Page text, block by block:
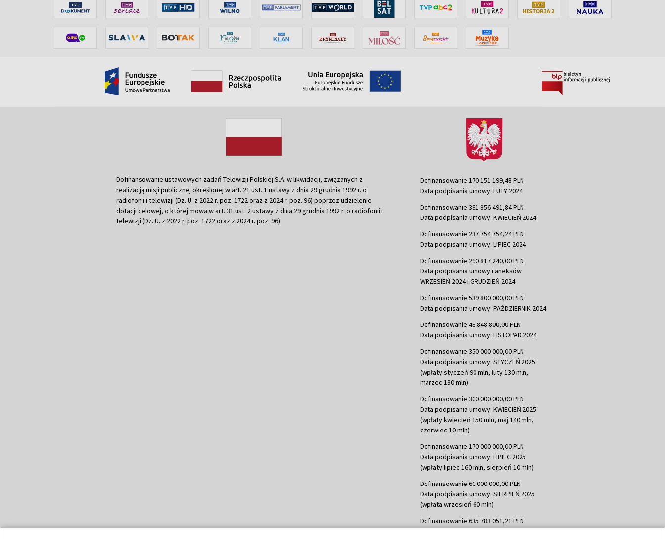
Dofinansowanie ustawowych zadań Telewizji Polskiej S.A. w likwidacji, związanych z
realizacją misji publicznej określonej w art. 21 ust. 1 ustawy z dnia 29 grudnia 1992 r. o
radiofonii i telewizji (Dz. U. z 2022 r. poz. 1722 oraz z 2024 r. poz. 96) poprzez udzielenie
dotacji celowej, o której mowa w art. 31 ust. 2 ustawy z dnia 29 grudnia 1992 r. o radiofonii i
telewizji (Dz. U. z 2022 r. poz. 1722 oraz z 2024 r. poz. 96)
Dofinansowanie 170 151 199,48 PLN
Data podpisania umowy: LUTY 2024
Dofinansowanie 391 856 491,84 PLN
Data podpisania umowy: KWIECIEŃ 2024
Dofinansowanie 237 754 754,24 PLN
Data podpisania umowy: LIPIEC 2024
Dofinansowanie 290 817 240,00 PLN
Data podpisania umowy i aneksów:
WRZESIEŃ 2024 i GRUDZIEŃ 2024
Dofinansowanie 539 800 000,00 PLN
Data podpisania umowy: PAŹDZIERNIK 2024
Dofinansowanie 49 848 800,00 PLN
Data podpisania umowy: LISTOPAD 2024
Dofinansowanie 350 000 000,00 PLN
Data podpisania umowy: STYCZEŃ 2025
(wpłaty styczeń 90 mln, luty 130 mln,
marzec 130 mln)
Dofinansowanie 300 000 000,00 PLN
Data podpisania umowy: KWIECIEŃ 2025
(wpłaty kwiecień 150 mln, maj 140 mln,
czerwiec 10 mln)
Dofinansowanie 170 000 000,00 PLN
Data podpisania umowy: LIPIEC 2025
(wpłaty lipiec 160 mln, sierpień 10 mln)
Dofinansowanie 60 000 000,00 PLN
Data podpisania umowy: SIERPIEŃ 2025
(wpłata wrzesień 60 mln)
Dofinansowanie 635 783 051,21 PLN